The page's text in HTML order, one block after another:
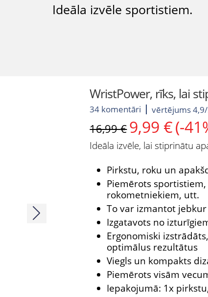
Ideāla izvēle sportistiem.
WristPower, rīks, lai
34 komentāri vērtējums
16,99€ Original
price
was:
9,99 € Current
price
is:
(-
Ideāla izvēle, lai stiprinātu
Pirkstu, roku un
Piemērots
rokometniekiem, utt.
To var izmantot
Izgatavots no
Ergonomiski
optimālus rezultātus
Viegls un kompakts
Piemērots visām
Iepakojumā: 1x